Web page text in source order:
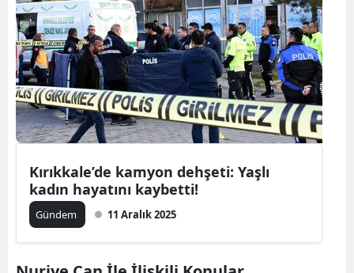
Bilecik
Bingöl
Bitlis
Bolu
Burdur
Kırıkkale’de kamyon dehşeti: Yaşlı
kadın hayatını kaybetti!
Gündem 11 Aralık 2025